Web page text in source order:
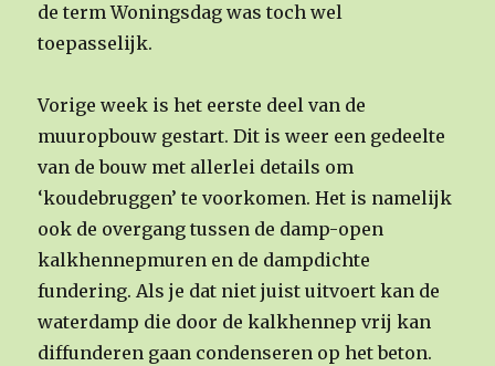
de term Woningsdag was toch wel
toepasselijk.
Vorige week is het eerste deel van de
muuropbouw gestart. Dit is weer een gedeelte
van de bouw met allerlei details om
‘koudebruggen’ te voorkomen. Het is namelijk
ook de overgang tussen de damp-open
kalkhennepmuren en de dampdichte
fundering. Als je dat niet juist uitvoert kan de
waterdamp die door de kalkhennep vrij kan
diffunderen gaan condenseren op het beton.